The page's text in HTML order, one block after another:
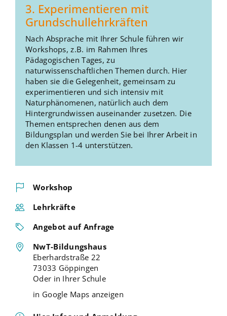
3. Experimentieren mit
Grundschullehrkräften
Nach Absprache mit Ihrer Schule führen wir
Workshops, z.B. im Rahmen Ihres
Pädagogischen Tages, zu
naturwissenschaftlichen Themen durch. Hier
haben sie die Gelegenheit, gemeinsam zu
experimentieren und sich intensiv mit
Naturphänomenen, natürlich auch dem
Hintergrundwissen auseinander zusetzen. Die
Themen entsprechen denen aus dem
Bildungsplan und werden Sie bei Ihrer Arbeit in
den Klassen 1-4 unterstützen.
Workshop
Lehrkräfte
Angebot auf Anfrage
NwT-Bildungshaus
Eberhardstraße 22
73033 Göppingen
Oder in Ihrer Schule
in Google Maps anzeigen